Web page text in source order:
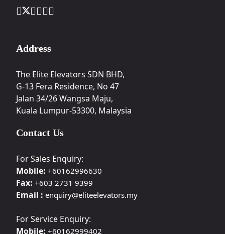
Address
The Elite Elevators SDN BHD,
G-13 Fera Residence, No 47
Jalan 34/26 Wangsa Maju,
Kuala Lumpur-53300, Malaysia
Contact Us
For Sales Enquiry:
Mobile: +60162996630
Fax: +603 2731 9399
Email : enquiry@eliteelevators.my
For Service Enquiry:
Mobile: +60162999402